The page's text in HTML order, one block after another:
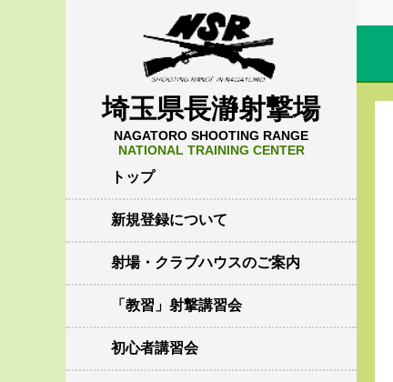
埼玉県長瀞射撃場
NAGATORO SHOOTING RANGE
NATIONAL TRAINING CENTER
トップ
新規登録について
射場・クラブハウスのご案内
「教習」射撃講習会
初心者講習会